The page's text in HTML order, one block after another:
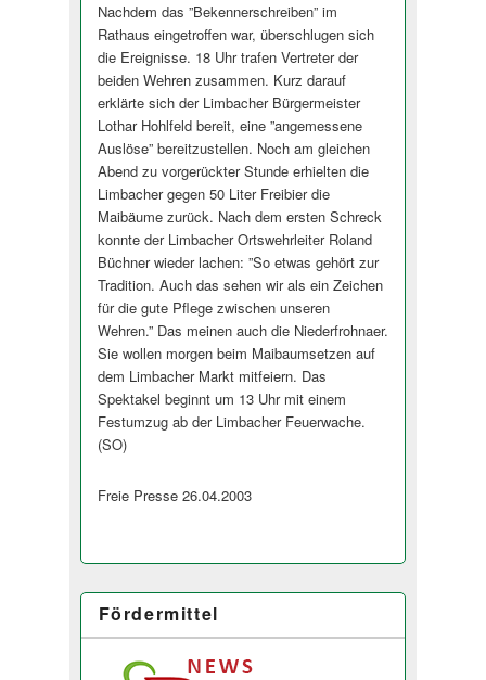
Nachdem das ”Bekennerschreiben” im
Rathaus eingetroffen war, überschlugen sich
die Ereignisse. 18 Uhr trafen Vertreter der
beiden Wehren zusammen. Kurz darauf
erklärte sich der Limbacher Bürgermeister
Lothar Hohlfeld bereit, eine ”angemessene
Auslöse” bereitzustellen. Noch am gleichen
Abend zu vorgerückter Stunde erhielten die
Limbacher gegen 50 Liter Freibier die
Maibäume zurück. Nach dem ersten Schreck
konnte der Limbacher Ortswehrleiter Roland
Büchner wieder lachen: ”So etwas gehört zur
Tradition. Auch das sehen wir als ein Zeichen
für die gute Pflege zwischen unseren
Wehren.” Das meinen auch die Niederfrohnaer.
Sie wollen morgen beim Maibaumsetzen auf
dem Limbacher Markt mitfeiern. Das
Spektakel beginnt um 13 Uhr mit einem
Festumzug ab der Limbacher Feuerwache.
(SO)
Freie Presse 26.04.2003
Fördermittel